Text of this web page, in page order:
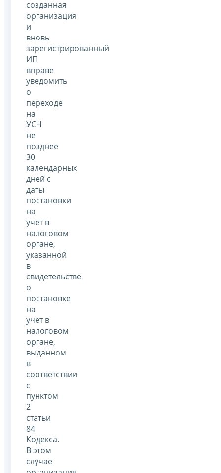
созданная
организация
и
вновь
зарегистрированный
ИП
вправе
уведомить
о
переходе
на
УСН
не
позднее
30
календарных
дней с
даты
постановки
на
учет в
налоговом
органе,
указанной
в
свидетельстве
о
постановке
на
учет в
налоговом
органе,
выданном
в
соответствии
с
пунктом
2
статьи
84
Кодекса.
В этом
случае